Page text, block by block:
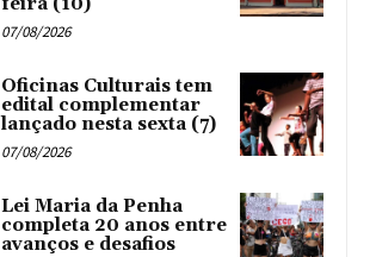
07/08/2026
Oficinas Culturais tem
edital complementar
lançado nesta sexta (7)
07/08/2026
Lei Maria da Penha
completa 20 anos entre
avanços e desafios